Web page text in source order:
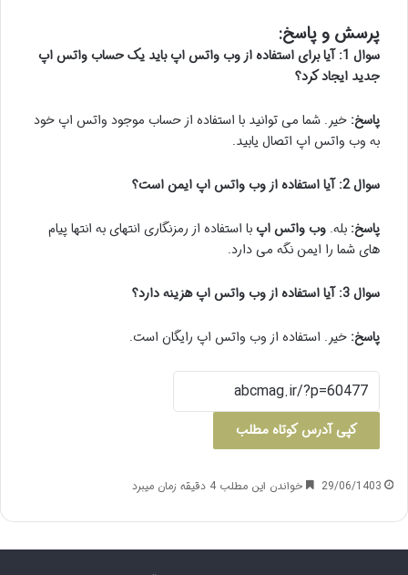
پرسش و پاسخ:
سوال 1: آیا برای استفاده از وب واتس اپ باید یک حساب واتس اپ
جدید ایجاد کرد؟
پاسخ: خیر. شما می توانید با استفاده از حساب موجود واتس اپ خود
به وب واتس اپ اتصال یابید.
سوال 2: آیا استفاده از وب واتس اپ ایمن است؟
پاسخ: بله. وب واتس اپبا استفاده از رمزنگاری انتهای به انتها پیام
های شما را ایمن نگه می دارد.
سوال 3: آیا استفاده از وب واتس اپ هزینه دارد؟
پاسخ: خیر. استفاده از وب واتس اپ رایگان است.
کپی آدرس کوتاه مطلب
29/06/1403 خواندن این مطلب 4 دقیقه زمان میبرد